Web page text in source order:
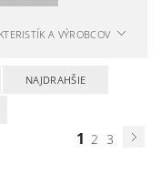
A VÝROBCOV
NAJDRAHŠIE
1 2 3